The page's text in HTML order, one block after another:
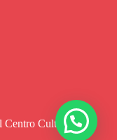
Centro Cultural